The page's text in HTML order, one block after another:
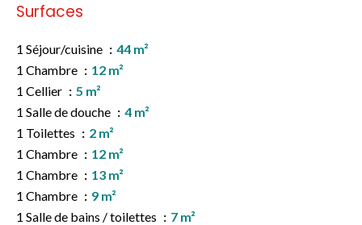
Surfaces
1 Séjour/cuisine
44 m²
1 Chambre
12 m²
1 Cellier
5 m²
1 Salle de douche
4 m²
1 Toilettes
2 m²
1 Chambre
12 m²
1 Chambre
13 m²
1 Chambre
9 m²
1 Salle de bains / toilettes
7 m²